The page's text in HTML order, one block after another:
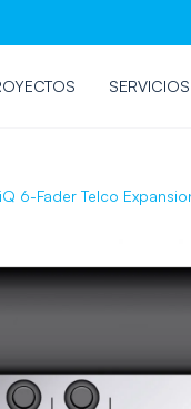
SERVICIOS
6-Fader Telco